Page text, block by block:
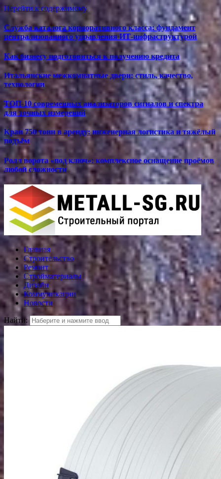
Перейти к содержимому
Служба каталога корпоративного класса: фундамент
централизованного управления ИТ-инфраструктурой
Как бизнесу подготовиться к получению кредита
Итальянские межкомнатные двери: стиль, качество,
технологии
ТОП-10 современных анализаторов сигналов и спектра
для точных измерений
Кран 750 тонн в аренду: инженерная логистика и тяжёлый
подъём
Ролл ворота «под ключ»: комплексное оснащение проёмов
любой сложности
Главная
Строительство
Ремонт
Стройматериалы
Дизайн
Коммуникации
Новости
Найти: